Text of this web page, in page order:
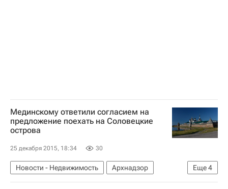
Мединскому ответили согласием на
предложение поехать на Соловецкие
острова
25 декабря 2015, 18:34 30
Еще4
Новости - Недвижимость
Архнадзор
Музеи
Владимир Мединский
ЮНЕСКО